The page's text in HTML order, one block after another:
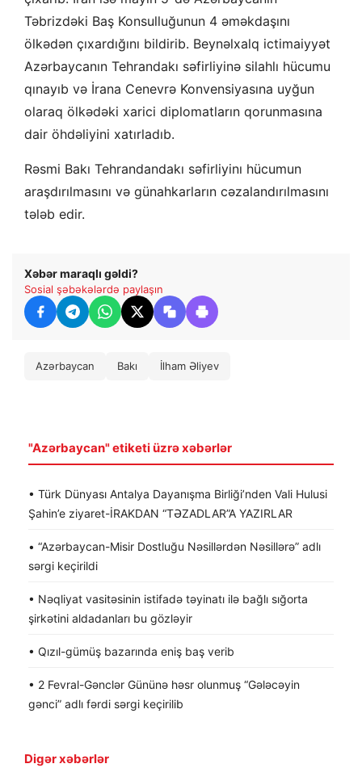
Təbrizdəki Baş Konsulluğunun 4 əməkdaşını
ölkədən çıxardığını bildirib. Beynəlxalq ictimaiyyət
Azərbaycanın Tehrandakı səfirliyinə silahlı hücumu
qınayıb və İrana Cenevrə Konvensiyasına uyğun
olaraq ölkədəki xarici diplomatların qorunmasına
dair öhdəliyini xatırladıb.
Rəsmi Bakı Tehrandandakı səfirliyinı hücumun
araşdırılmasını və günahkarların cəzalandırılmasını
tələb edir.
Xəbər maraqlı gəldi?
Sosial şəbəkələrdə paylaşın
Azərbaycan Bakı İlham Əliyev
"Azərbaycan" etiketi üzrə xəbərlər
• Türk Dünyası Antalya Dayanışma Birliği’nden Vali Hulusi
Şahin’e ziyaret-İRAKDAN “TƏZADLAR”A YAZIRLAR
• “Azərbaycan-Misir Dostluğu Nəsillərdən Nəsillərə” adlı
sərgi keçirildi
• Nəqliyat vasitəsinin istifadə təyinatı ilə bağlı sığorta
şirkətini aldadanları bu gözləyir
• Qızıl-gümüş bazarında eniş baş verib
• 2 Fevral-Gənclər Gününə həsr olunmuş “Gələcəyin
gənci” adlı fərdi sərgi keçirilib
Digər xəbərlər